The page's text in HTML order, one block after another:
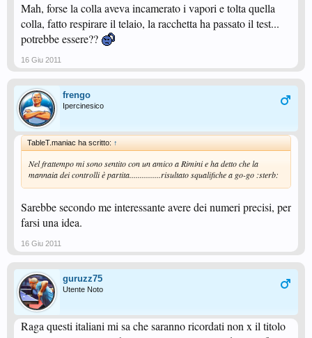
Mah, forse la colla aveva incamerato i vapori e tolta quella
colla, fatto respirare il telaio, la racchetta ha passato il test...
potrebbe essere??
16 Giu 2011
frengo
Ipercinesico
TableT.maniac ha scritto: ↑
Nel frattempo mi sono sentito con un amico a Rimini e ha detto che la
mannaia dei controlli è partita...............risultato squalifiche a go-go :sterb:
Sarebbe secondo me interessante avere dei numeri precisi, per
farsi una idea.
16 Giu 2011
guruzz75
Utente Noto
Raga questi italiani mi sa che saranno ricordati non x il titolo